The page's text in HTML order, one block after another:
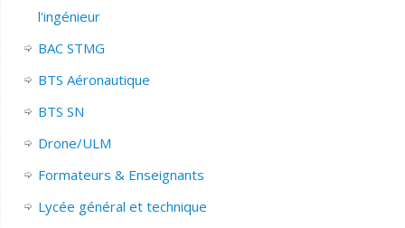
l'ingénieur
BAC STMG
BTS Aéronautique
BTS SN
Drone/ULM
Formateurs & Enseignants
Lycée général et technique